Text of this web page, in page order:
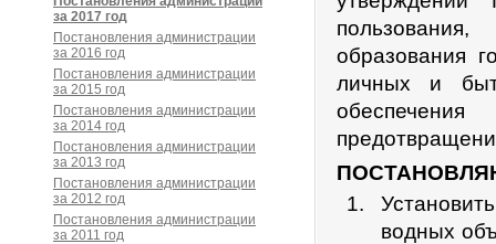
образования
личных и
водных
за 2017 год
Постановления администрации
за 2016 год
Постановления администрации
за 2015 год
Постановления администрации
за 2014 год
Постановления администрации
за 2013 год
Постановления администрации
за 2012 год
Постановления администрации
за 2011 год